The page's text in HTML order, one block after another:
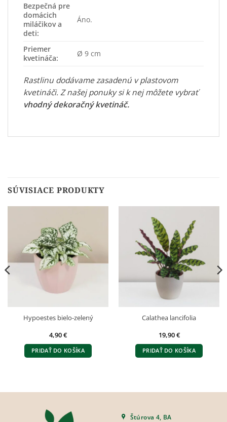
Bezpečná pre
domácich
miláčikov a
deti:
Áno.
Priemer
kvetináča:
Ø 9 cm
Rastlinu dodávame zasadenú v plastovom
kvetináči. Z našej ponuky si k nej môžete vybrať
vhodný dekoračný kvetináč.
SÚVISIACE PRODUKTY
Hypoestes bielo-zelený
4,90€
PRIDAŤ DO KOŠÍKA
Calathea lancifolia
19,90€
PRIDAŤ DO KOŠÍKA
Štúrova 4, BA